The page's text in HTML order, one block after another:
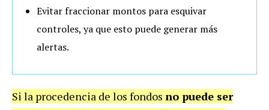
Evitar fraccionar montos para esquivar
controles, ya que esto puede generar más
alertas.
Si la procedencia de los fondos no puede ser